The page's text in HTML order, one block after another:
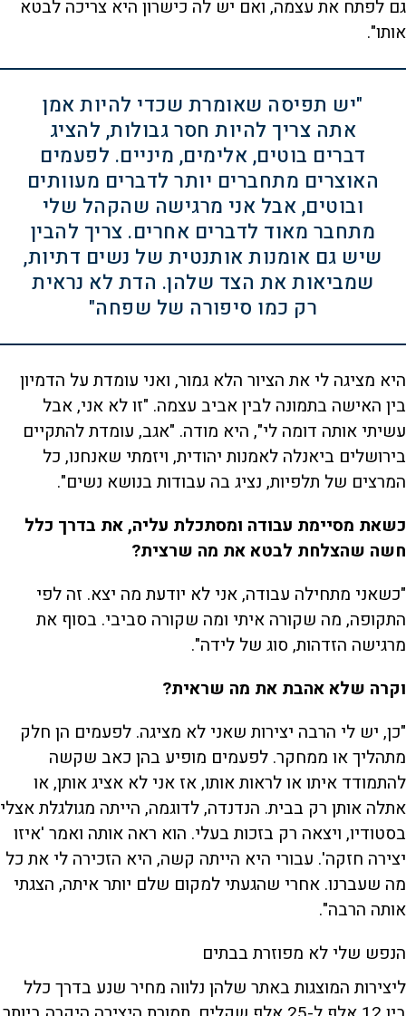
גם לפתח את עצמה, ואם יש לה כישרון היא צריכה לבטא
אותו".
"יש תפיסה שאומרת שכדי להיות אמן
אתה צריך להיות חסר גבולות, להציג
דברים בוטים, אלימים, מיניים. לפעמים
האוצרים מתחברים יותר לדברים מעוותים
ובוטים, אבל אני מרגישה שהקהל שלי
מתחבר מאוד לדברים אחרים. צריך להבין
שיש גם אומנות אותנטית של נשים דתיות,
שמביאות את הצד שלהן. הדת לא נראית
רק כמו סיפורה של שפחה"
היא מציגה לי את הציור הלא גמור, ואני עומדת על הדמיון
בין האישה בתמונה לבין אביב עצמה. "זו לא אני, אבל
עשיתי אותה דומה לי", היא מודה. "אגב, עומדת להתקיים
בירושלים ביאנלה לאמנות יהודית, ויזמתי שאנחנו, כל
המרצים של תלפיות, נציג בה עבודות בנושא נשים".
כשאת מסיימת עבודה ומסתכלת עליה, את בדרך כלל
חשה שהצלחת לבטא את מה שרצית?
"כשאני מתחילה עבודה, אני לא יודעת מה יצא. זה לפי
התקופה, מה שקורה איתי ומה שקורה סביבי. בסוף את
מרגישה הזדהות, סוג של לידה".
וקרה שלא אהבת את מה שראית?
"כן, יש לי הרבה יצירות שאני לא מציגה. לפעמים הן חלק
מתהליך או ממחקר. לפעמים מופיע בהן כאב שקשה
להתמודד איתו או לראות אותו, אז אני לא אציג אותן, או
אתלה אותן רק בבית. הנדנדה, לדוגמה, הייתה מגולגלת אצלי
בסטודיו, ויצאה רק בזכות בעלי. הוא ראה אותה ואמר 'איזו
יצירה חזקה'. עבורי היא הייתה קשה, היא הזכירה לי את כל
מה שעברנו. אחרי שהגעתי למקום שלם יותר איתה, הצגתי
אותה הרבה".
הנפש שלי לא מפוזרת בבתים
ליצירות המוצגות באתר שלהן נלווה מחיר שנע בדרך כלל